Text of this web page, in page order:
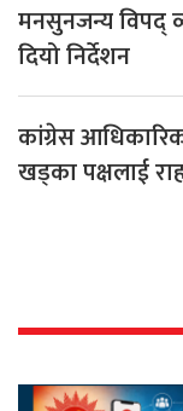
मनसुनजन्य विपद्
दियो निर्देशन
कांग्रेस
खड्का पक्षलाई